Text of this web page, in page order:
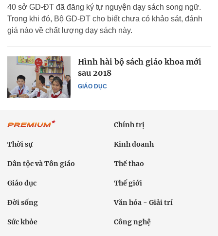
40 sở GD-ĐT đã đăng ký tự nguyện dạy sách song ngữ.
Trong khi đó, Bộ GD-ĐT cho biết chưa có khảo sát, đánh
giá nào về chất lượng dạy sách này.
GIÁO DỤC
Hình hài bộ sách giáo khoa mới
sau 2018
Chính trị
Thời sự Kinh doanh
Dân tộc và Tôn giáo Thể thao
Giáo dục Thế giới
Đời sống Văn hóa - Giải trí
Sức khỏe Công nghệ